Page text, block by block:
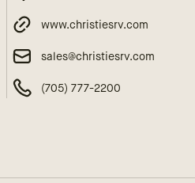
www.christiesrv.com
sales@christiesrv.com
(705) 777-2200